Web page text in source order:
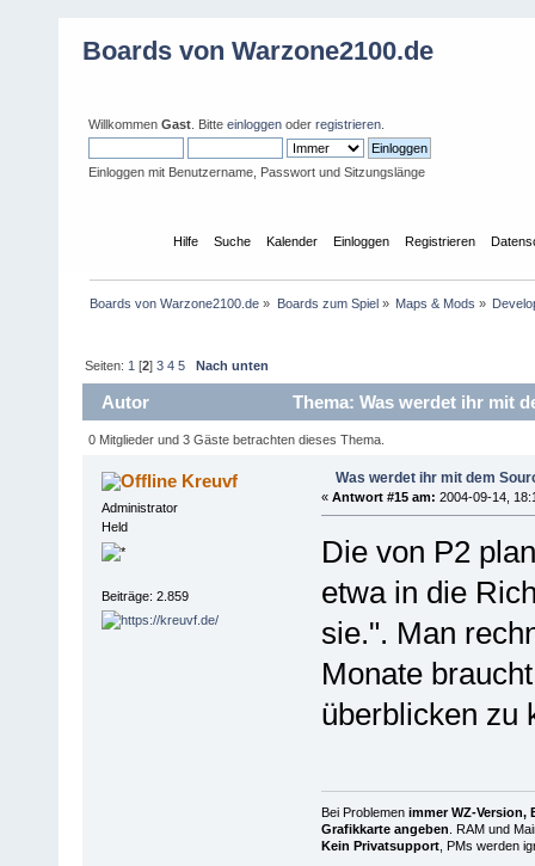
Boards von Warzone2100.de
Willkommen Gast . Bitte einloggen oder registrieren
Einloggen mit Benutzername, Passwort und Sitzungslänge
Hilfe Suche Kalender Einloggen Registrieren
Boards von Warzone2100.de » Boards zum Spiel» Maps & Mods »
Seiten: 1 [2]3 4 5 Nach unten
Autor Thema: Was werdet ihr mit
0 Mitglieder und 3 Gäste betrachten dieses Thema.
Kreuvf
Administrator
Held
Beiträge: 2.859
Was werdet ihr mit dem
« Antwort #15 am: 2004-09-14,
Die von P2
etwa in die
sie.". Man
Monate
überblicken zu
Bei Problemen immer WZ-Version,
Grafikkarte angeben . RAM und
Kein Privatsupport, PMs werden